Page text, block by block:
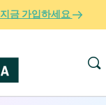
지금 가입하세요